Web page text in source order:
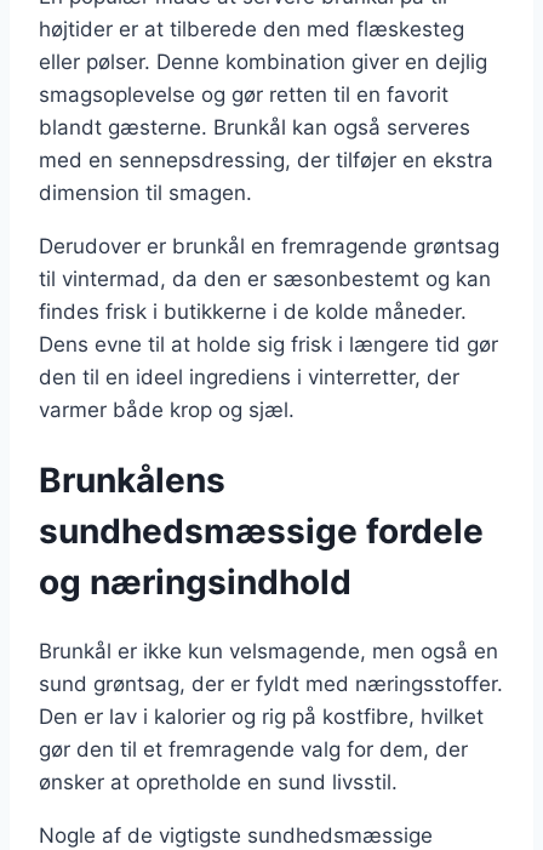
højtider er at tilberede den med flæskesteg
eller pølser. Denne kombination giver en dejlig
smagsoplevelse og gør retten til en favorit
blandt gæsterne. Brunkål kan også serveres
med en sennepsdressing, der tilføjer en ekstra
dimension til smagen.
Derudover er brunkål en fremragende grøntsag
til vintermad, da den er sæsonbestemt og kan
findes frisk i butikkerne i de kolde måneder.
Dens evne til at holde sig frisk i længere tid gør
den til en ideel ingrediens i vinterretter, der
varmer både krop og sjæl.
Brunkålens
sundhedsmæssige fordele
og næringsindhold
Brunkål er ikke kun velsmagende, men også en
sund grøntsag, der er fyldt med næringsstoffer.
Den er lav i kalorier og rig på kostfibre, hvilket
gør den til et fremragende valg for dem, der
ønsker at opretholde en sund livsstil.
Nogle af de vigtigste sundhedsmæssige